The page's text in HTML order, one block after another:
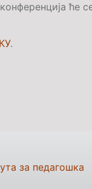
конференција ће
.
за педагошка